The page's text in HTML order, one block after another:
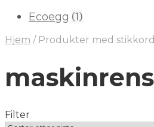
Ecoegg (1)
Hjem / Produkter med stikkord
maskinrens
Filter